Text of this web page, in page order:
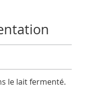
le lait fermenté.